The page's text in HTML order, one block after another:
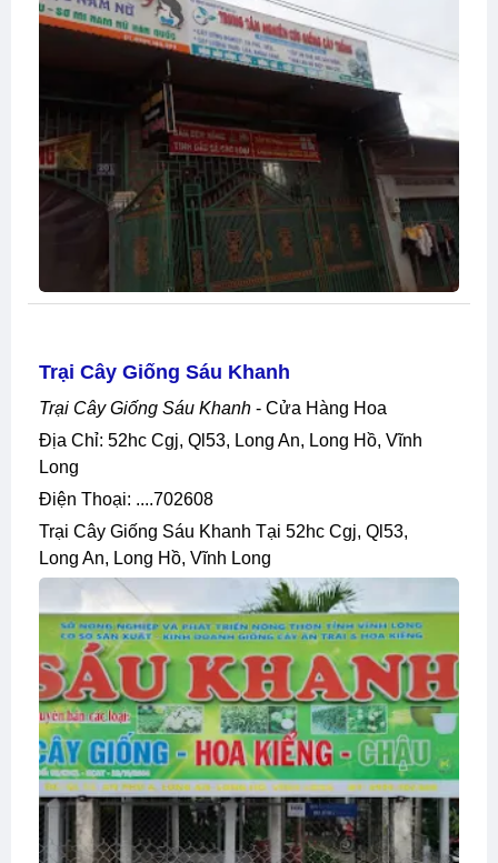
Trại Cây Giống Sáu Khanh
Trại Cây Giống Sáu Khanh - Cửa Hàng Hoa
Địa Chỉ: 52hc Cgj, Ql53, Long An, Long Hồ, Vĩnh
Long
Điện Thoại: ....702608
Trại Cây Giống Sáu Khanh Tại 52hc Cgj, Ql53,
Long An, Long Hồ, Vĩnh Long